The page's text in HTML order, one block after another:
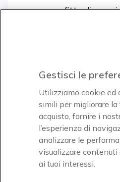
e approfitta di
Icon
Icon
Paga facilmente ed
Gestisci le
Utilizziamo cookie ed
simili per migliorare
acquisto, fornire i
l’esperienza di
analizzare le
visualizzare
ai tuoi interessi.